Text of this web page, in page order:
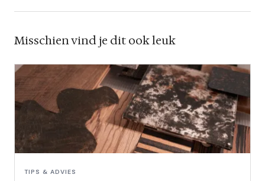
Misschien vind je dit ook leuk
TIPS & ADVIES